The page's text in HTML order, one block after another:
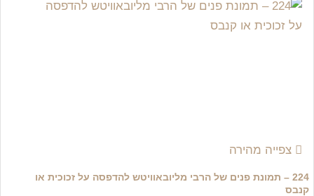
צפייה מהירה
224 – תמונת פנים של הרבי מליובאוויטש להדפסה על זכוכית או
קנבס